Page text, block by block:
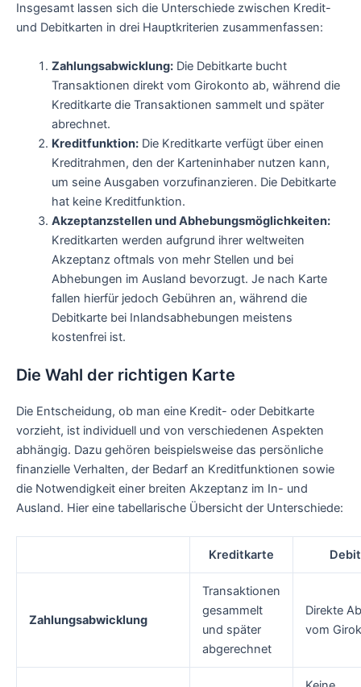
Insgesamt lassen sich die Unterschiede zwischen Kredit-
und Debitkarten in drei Hauptkriterien zusammenfassen:
Zahlungsabwicklung:Die Debitkarte bucht
Transaktionen direkt vom Girokonto ab, während die
Kreditkarte die Transaktionen sammelt und später
abrechnet.
Kreditfunktion:Die Kreditkarte verfügt über einen
Kreditrahmen, den der Karteninhaber nutzen kann,
um seine Ausgaben vorzufinanzieren. Die Debitkarte
hat keine Kreditfunktion.
Akzeptanzstellen und Abhebungsmöglichkeiten:
Kreditkarten werden aufgrund ihrer weltweiten
Akzeptanz oftmals von mehr Stellen und bei
Abhebungen im Ausland bevorzugt. Je nach Karte
fallen hierfür jedoch Gebühren an, während die
Debitkarte bei Inlandsabhebungen meistens
kostenfrei ist.
Die Wahl der richtigen Karte
Die Entscheidung, ob man eine Kredit- oder Debitkarte
vorzieht, ist individuell und von verschiedenen Aspekten
abhängig. Dazu gehören beispielsweise das persönliche
finanzielle Verhalten, der Bedarf an Kreditfunktionen sowie
die Notwendigkeit einer breiten Akzeptanz im In- und
Ausland. Hier eine tabellarische Übersicht der Unterschiede:
Kreditkarte
Zahlungsabwicklung
Transaktionen
gesammelt
und später
abgerechnet
Direkte
vom